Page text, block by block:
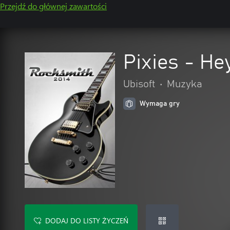
Przejdź do głównej zawartości
Pixies -
Ubisoft • Muzyka
Wymaga gry
DODAJ DO LISTY ŻYCZEŃ